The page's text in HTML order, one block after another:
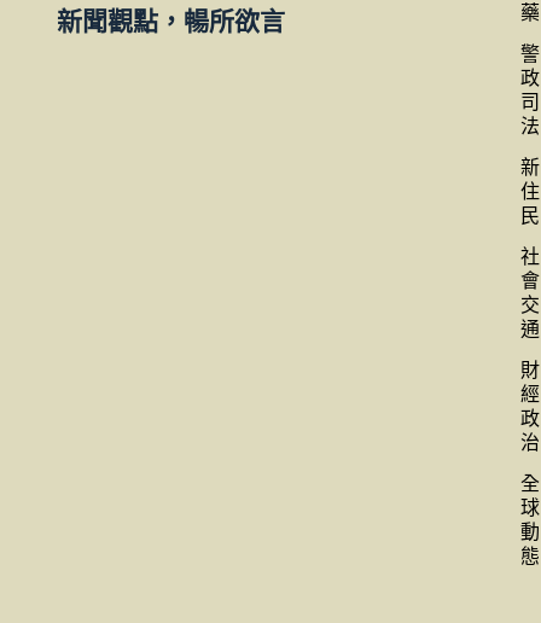
新聞觀點，暢所欲言
藥
警
政
司
法
新
住
民
社
會
交
通
財
經
政
治
全
球
動
態